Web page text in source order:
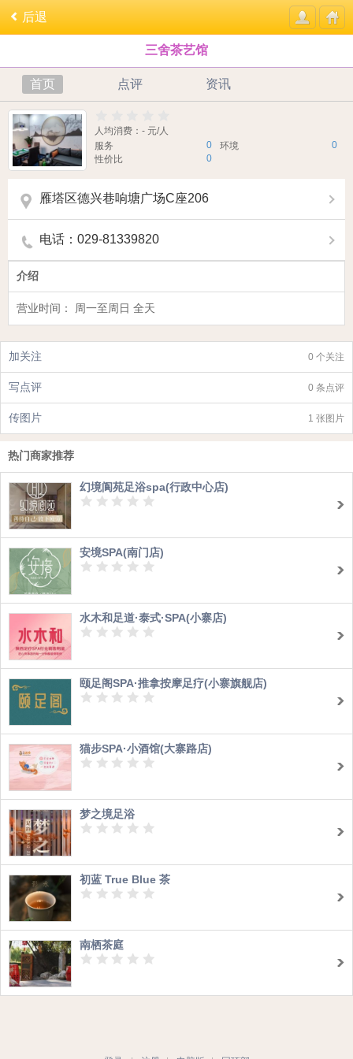
后退
三舍茶艺馆
首页 点评 资讯
人均消费：- 元/人
0
服务 0
环境
0
性价比
雁塔区德兴巷响塘广场C座206
电话：029-81339820
介绍
营业时间： 周一至周日 全天
0 个关注
加关注
0 条点评
写点评
1 张图片
传图片
热门商家推荐
幻境阆苑足浴spa(行政中心店)
安境SPA(南门店)
水木和足道·泰式·SPA(小寨店)
颐足阁SPA·推拿按摩足疗(小寨旗舰店)
猫步SPA·小酒馆(大寨路店)
梦之境足浴
初蓝 True Blue 茶
南栖茶庭